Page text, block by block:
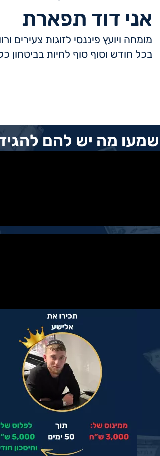
אני דוד תפארת
מומחה ויועץ פיננסי לזוגות צעירים
בכל חודש וסוף סוף לחיות בביטחון
שמעו מה יש להם